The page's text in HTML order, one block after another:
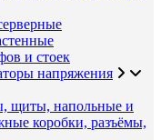
и стоек
напряжения
щиты, напольные и
коробки, разъёмы,